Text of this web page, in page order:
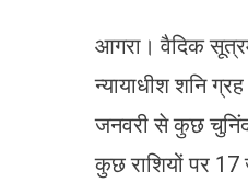
आगरा। वैदिक
न्यायाधीश शनि
जनवरी से कुछ
कुछ राशियों पर 17